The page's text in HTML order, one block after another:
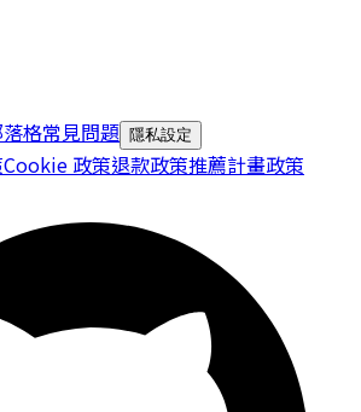
格常見問題 隱私設定
Cookie 政策退款政策推薦計畫政策